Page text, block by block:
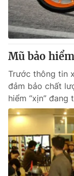
Mũ bảo
Trước thông tin
đảm bảo chất
hiểm “xịn” đang